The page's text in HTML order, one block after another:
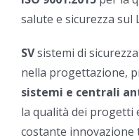
salute e sicurezza sul
SVsistemi di
nella progettazione,
sistemi e centrali
la qualità dei progetti
costante innovazione